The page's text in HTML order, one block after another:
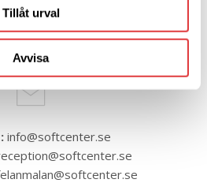
Tillåt urval
Avvisa
Fastigheter AB
8
info@softcenter.se